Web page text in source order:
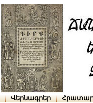
Վերնագրեր